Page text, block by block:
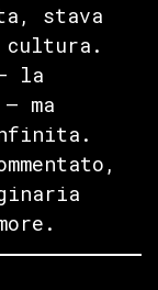
stava
cultura.
la
ma